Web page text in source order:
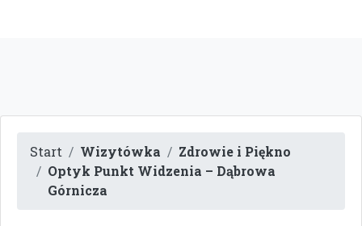
Start Wizytówka
Zdrowie i Piękno
Optyk Punkt Widzenia – Dąbrowa
Górnicza